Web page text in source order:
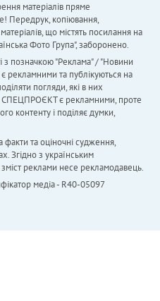
матеріалів пряме
Передрук, копіювання,
що містять посилання на
Фото Група", заборонено.
з позначкою "Реклама" / "Новини
рекламними та публікуються на
погляди, які в них
СПЕЦПРОЄКТ є рекламними, проте
контенту і поділяє думки,
факти та оціночні судження,
Згідно з українським
зміст реклами несе рекламодавець.
медіа - R40-05097